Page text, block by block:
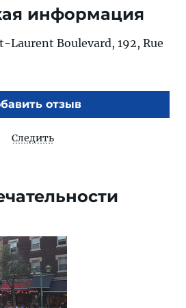
информация
Laurent Boulevard, 192, Rue
отзыв
Следить